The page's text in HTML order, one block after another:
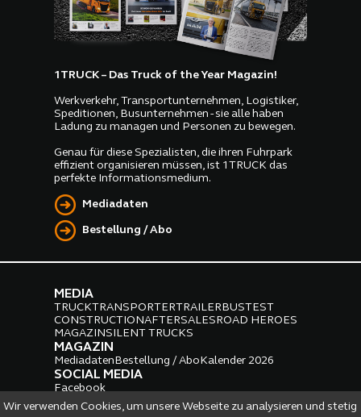
Wir verwenden Cookies, um unsere Webseite zu analysieren und stetig
1TRUCK – Das Truck of the Year Magazin!
Werkverkehr, Transportunternehmen, Logistiker,
Speditionen, Busunternehmen - sie alle haben
Ladung zu managen und Personen zu bewegen.
Genau für diese Spezialisten, die ihren Fuhrpark
effizient organisieren müssen, ist 1TRUCK das
perfekte Informationsmedium.
Mediadaten
Bestellung / Abo
MEDIA
TRUCKTRANSPORTERTRAILER BUSTEST
CONSTRUCTIONAFTERSALES ROAD HEROES
MAGAZIN SILENT TRUCKS
MAGAZIN
Mediadaten Bestellung / Abo Kalender 2026
SOCIAL MEDIA
Facebook
Instagram LinkedIn